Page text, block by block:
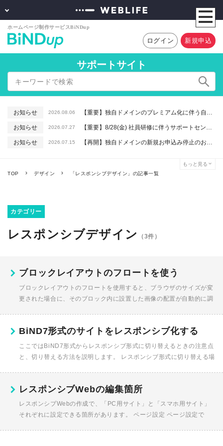
ログイン 新規申込
サポートサイト
お知らせ 2026.08.06 【重要】独自ドメインのプレミアム化に伴う自動更新に関するお知らせ
お知らせ 2026.07.27 【重要】8/28(金) 社員研修に伴うサポートセンター休業のお知らせ
お知らせ 2026.07.15 【再開】独自ドメインの新規お申込み停止のお知らせ
もっと見る
TOP デザイン 「レスポンシブデザイン」の記事一覧
カテゴリー
レスポンシブデザイン （3件）
ブロックレイアウトのフロートを使う
ブロックレイアウトのフロートを使用すると、ブラウザのサイズが変
更された場合に、そのブロック内に設置した画像の配置が自動的に調
BiND7形式のサイトをレスポンシブ化する
ここではBiND7形式からレスポンシブ形式に切り替えるときの注意点
と、切り替える方法を説明します。 レスポンシブ形式に切り替える場
レスポンシブWebの編集箇所
レスポンシブWebの作成で、「PC用サイト」と「スマホ用サイト」
それぞれに設定できる箇所があります。 ページ設定 ページ設定で